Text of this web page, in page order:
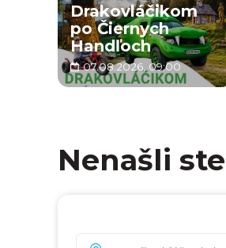
Drakovláčikom
po Čiernych
Handľoch
07.08.2026, 09:00
Nenašli